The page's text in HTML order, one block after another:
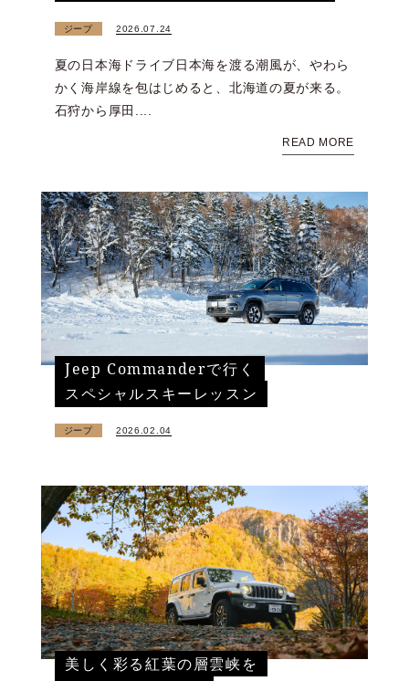
ジープ 2026.07.24
夏の日本海ドライブ日本海を渡る潮風が、やわら
かく海岸線を包はじめると、北海道の夏が来る。
石狩から厚田....
READ MORE
Jeep Commanderで行く
スペシャルスキーレッスン
ジープ 2026.02.04
美しく彩る紅葉の層雲峡を